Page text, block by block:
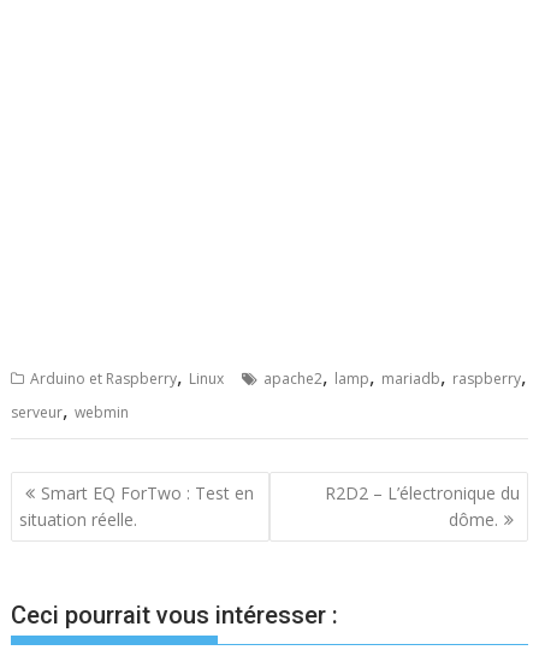
Arduino et Raspberry, Linux apache2, lamp, mariadb, raspberry,
serveur,webmin
Navigation
de
Smart EQ ForTwo : Test en
situation réelle.
R2D2 – L’électronique du
dôme.
Ceci pourrait vous intéresser :